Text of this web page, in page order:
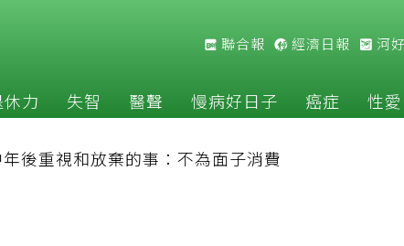
聯合報 經濟日報 河
休力 失智 醫聲 慢病好日子 癌症 性愛
後重視和放棄的事：不為面子消費